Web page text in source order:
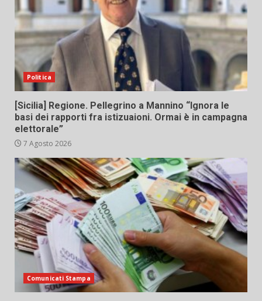
Politica
[Sicilia] Regione. Pellegrino a Mannino “Ignora le
basi dei rapporti fra istizuaioni. Ormai è in campagna
elettorale”
7 Agosto 2026
Comunicati Stampa